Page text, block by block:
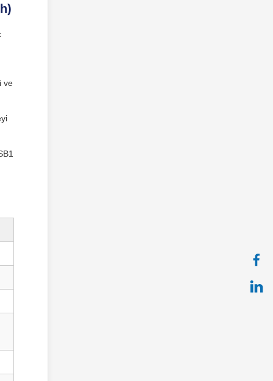
ve